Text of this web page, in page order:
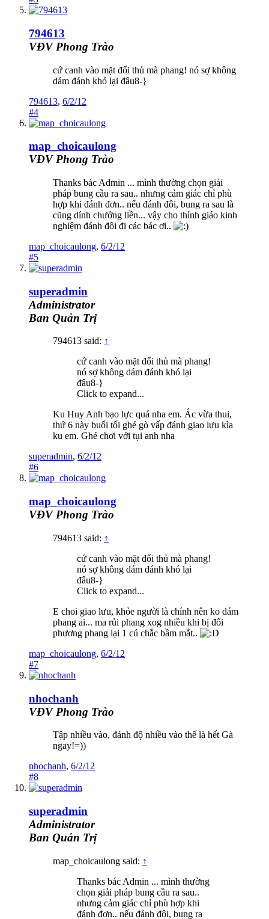
794613
VĐV Phong Trào
cứ canh vào mặt đối thủ mà phang! nó sợ không
dám đánh khó lại đâu8-}
794613, 6/2/12
#4
map_choicaulong
VĐV Phong Trào
Thanks bác Admin ... mình thường chọn giải
pháp bung cầu ra sau.. nhưng cảm giác chỉ phù
hợp khi đánh đơn.. nếu đánh đôi, bung ra sau là
cũng dính chưởng liền... vậy cho thỉnh giáo kinh
nghiệm đánh đôi đi các bác ơi..
map_choicaulong, 6/2/12
#5
superadmin
Administrator
Ban Quản Trị
794613 said: ↑
cứ canh vào mặt đối thủ mà phang!
nó sợ không dám đánh khó lại
đâu8-}
Click to expand...
Ku Huy Anh bạo lực quá nha em. Ác vừa thui,
thứ 6 này buổi tối ghé gò vấp đánh giao lưu kìa
ku em. Ghé chơi với tụi anh nha
superadmin, 6/2/12
#6
map_choicaulong
VĐV Phong Trào
794613 said: ↑
cứ canh vào mặt đối thủ mà phang!
nó sợ không dám đánh khó lại
đâu8-}
Click to expand...
E choi giao lưu, khỏe người là chính nên ko dám
phang ai... ma rủi phang xog nhiều khi bị đối
phương phang lại 1 cú chắc bầm mắt..
map_choicaulong, 6/2/12
#7
nhochanh
VĐV Phong Trào
Tập nhiều vào, đánh độ nhiều vào thế là hết Gà
ngay!=))
nhochanh, 6/2/12
#8
superadmin
Administrator
Ban Quản Trị
map_choicaulong said: ↑
Thanks bác Admin ... mình thường
chọn giải pháp bung cầu ra sau..
nhưng cảm giác chỉ phù hợp khi
đánh đơn.. nếu đánh đôi, bung ra